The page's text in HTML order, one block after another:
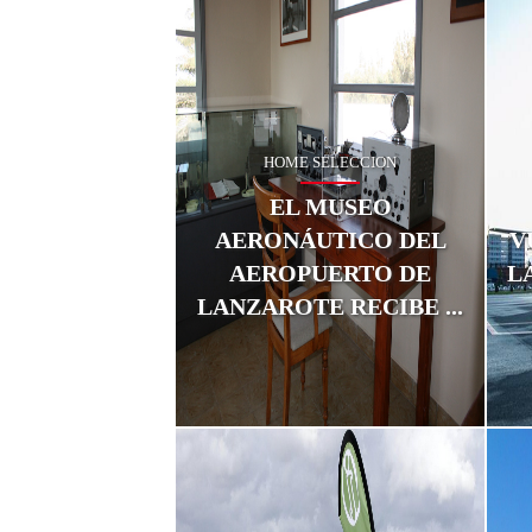
HOME SELECCION
EL MUSEO
AERONÁUTICO DEL
AEROPUERTO DE
LANZAROTE RECIBE ...
...